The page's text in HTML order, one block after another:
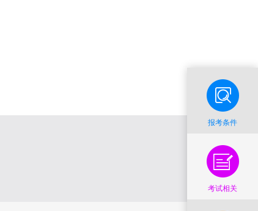
报考条件
考试相关